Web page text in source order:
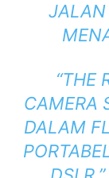
JALAN
“THE
CAMERA
DALAM